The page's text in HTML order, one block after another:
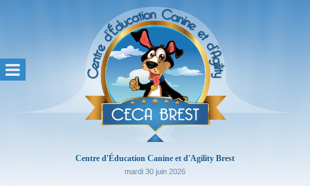
Centre d'Éducation Canine et d'Agility Brest
mardi 30 juin 2026